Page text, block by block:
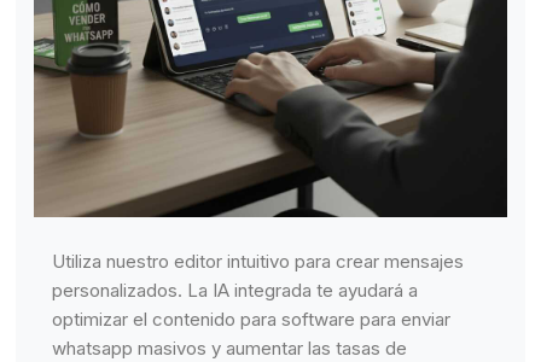
Utiliza nuestro editor intuitivo para crear mensajes
personalizados. La IA integrada te ayudará a
optimizar el contenido para software para enviar
whatsapp masivos y aumentar las tasas de